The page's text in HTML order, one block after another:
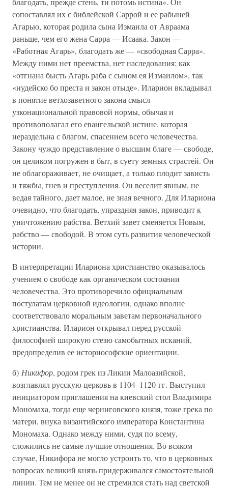
сопоставлял их с библейской Саррой и ее рабыней
Агарью, которая родила сына Измаила от Авраама
раньше, чем его жена Сарра — Исаака. Закон —
«Работная Агарь», благодать же — «свободная Сарра».
Между ними нет преемства, нет наследования; как
«отгнана бысть Агарь раба с сыном ея Измаилом», так
«иудейско бо преста и закон отыде». Иларион вкладывал
в понятие ветхозаветного закона смысл
узконациональной правовой нормы, обычая и
противополагал его евангельской истине, которая
нераздельна с благом, спасением всего человечества.
Закону чуждо представление о высшим благе — свободе,
он целиком погружен в быт, в суету земных страстей. Он
не облагораживает, не очищает, а только плодит зависть
и тяжбы, гнев и преступления. Он веселит явным, не
ведая тайного, дает малое, не зная вечного. Для Илариона
очевидно, что благодать, упраздняя закон, приводит к
уничтожению рабства. Ветхий завет сменяется Новым,
рабство — свободой. В этом суть развития человеческой
истории.
В интерпретации Илариона христианство оказывалось
учением о свободе как органическом состоянии
человечества. Это противоречило официальным
постулатам церковной идеологии, однако вполне
соответствовало моральным заветам первоначального
христианства. Иларион открывал перед русской
философией широкую стезю самобытных исканий,
предопределив ее историософские ориентации.
б) Никифор, родом грек из Ликии Малоазийской,
возглавлял русскую церковь в 1104–1120 гг. Выступил
инициатором приглашения на киевский стол Владимира
Мономаха, тогда еще черниговского князя, тоже грека по
матери, внука византийского императора Константина
Мономаха. Однако между ними, судя по всему,
сложились не самые лучшие отношения. Во всяком
случае, Никифора не могло устроить то, что в церковных
вопросах великий князь придерживался самостоятельной
линии. Тем не менее он не стремился стать над светской